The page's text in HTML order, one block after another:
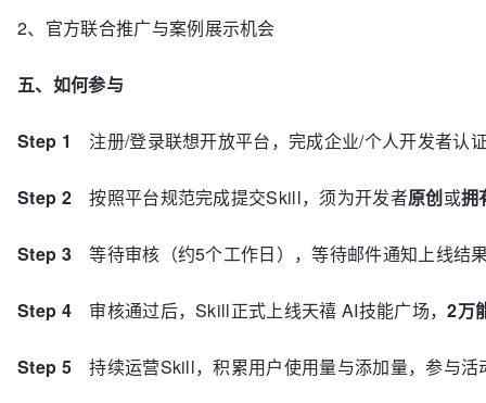
2、 官方联合推广与案例展示机会
五、如何参与
Step 1 注册/登录联想开放平台，完成企业/个人开发者认
Step 2按照平台规范完成提交Skill，须为开发者原创或拥
Step 3等待审核（约5个工作日），等待邮件通知上线结
Step 4审核通过后，Skill正式上线天禧 AI技能广场，2万
Step 5持续运营Skill，积累用户使用量与添加量，参与活